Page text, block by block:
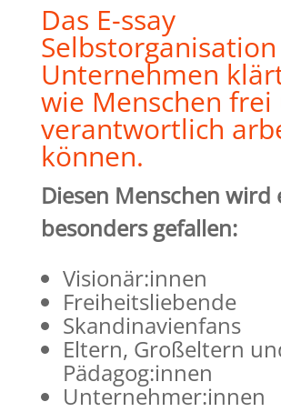
Das E-ssay
Unternehmen
wie Menschen frei
verantwortlich
können.
Diesen Menschen wird
besonders gefallen:
Visionär:innen
Freiheitsliebende
Skandinavienfans
Eltern, Großeltern
Pädagog:innen
Unternehmer:innen